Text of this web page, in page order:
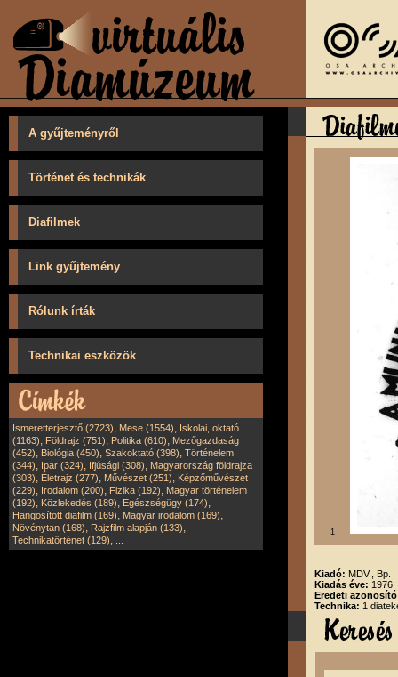
A gyűjteményről
Történet és technikák
Diafilmek
Link gyűjtemény
Rólunk írták
Technikai eszközök
Ismeretterjesztő (2723), Mese (1554), Iskolai, oktató
(1163), Földrajz (751), Politika (610), Mezőgazdaság
(452), Biológia (450), Szakoktató (398), Történelem
(344), Ipar (324), Ifjúsági (308), Magyarország földrajza
(303), Életrajz (277), Művészet (251), Képzőművészet
(229), Irodalom (200), Fizika (192), Magyar történelem
(192), Közlekedés (189), Egészségügy (174),
Hangosított diafilm (169), Magyar irodalom (169),
Növénytan (168), Rajzfilm alapján (133),
Technikatörténet (129),
1
Kiadó: MDV., Bp.
Kiadás éve: 1976
Eredeti
Technika: 1